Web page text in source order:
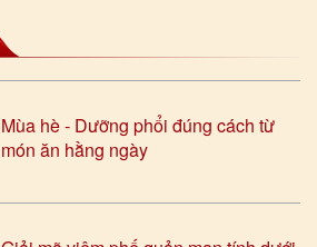
Mùa hè - Dưỡng phổi đúng cách từ
món ăn hằng ngày